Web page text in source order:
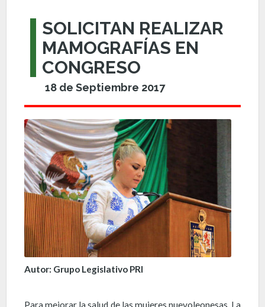
SOLICITAN REALIZAR
MAMOGRAFÍAS EN
CONGRESO
18 de Septiembre 2017
Autor: Grupo Legislativo PRI
Para mejorar la salud de las mujeres nuevoleonesas, La